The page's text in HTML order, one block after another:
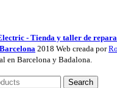
- Tienda y taller de
2018 Web creada por
en Barcelona y Badalona.
Search